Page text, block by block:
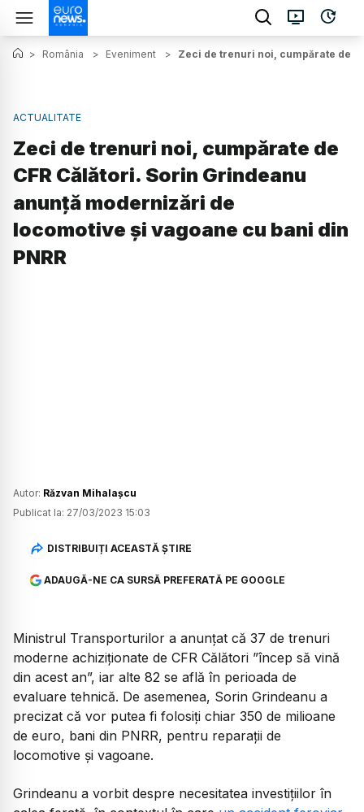
> România > Eveniment > Zeci de trenuri noi, cumpărate de
ACTUALITATE
Zeci de trenuri noi, cumpărate de
CFR Călători. Sorin Grindeanu
anunță modernizări de
locomotive și vagoane cu bani din
PNRR
Autor: Răzvan Mihalașcu
Publicat la: 27/03/2023 15:03
DISTRIBUIȚI ACEASTĂ ȘTIRE
ADAUGĂ-NE CA SURSĂ PREFERATĂ PE GOOGLE
Ministrul Transporturilor a anunțat că 37 de trenuri
moderne achiziționate de CFR Călători ”încep să vină
din acest an”, iar alte 82 se află în perioada de
evaluare tehnică. De asemenea, Sorin Grindeanu a
precizat că vor putea fi folosiți chiar 350 de milioane
de euro, bani din PNRR, pentru reparații de
locomotive și vagoane.
Grindeanu a vorbit despre necesitatea investițiilor în